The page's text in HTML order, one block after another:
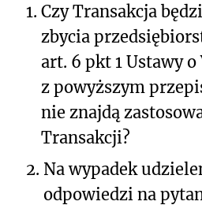
1. Czy Transakcja
zbycia
art. 6 pkt 1 Ustawy
z powyższym
nie znajdą
Transakcji?
2. Na wypadek
odpowiedzi na